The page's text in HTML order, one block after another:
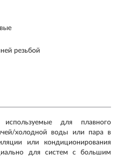
резьбой
используемые для плавного
холодной воды или пара в
или кондиционирования
для систем с большим